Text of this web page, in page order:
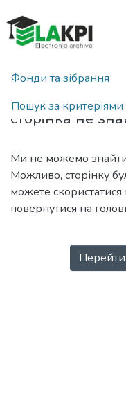
Фонди та зібрання
Пошук за критеріями
404
сторінка не
Ми не можемо знайти
Можливо, сторінку
можете
повернутися на
Перейти